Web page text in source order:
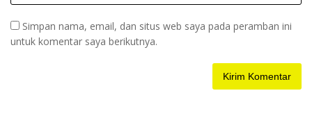
Simpan nama, email, dan situs web saya pada peramban ini
untuk komentar saya berikutnya.